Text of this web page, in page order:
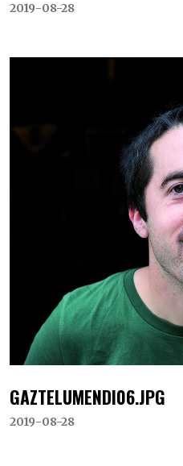
2019-08-28
GAZTELUMENDI06.JPG
2019-08-28